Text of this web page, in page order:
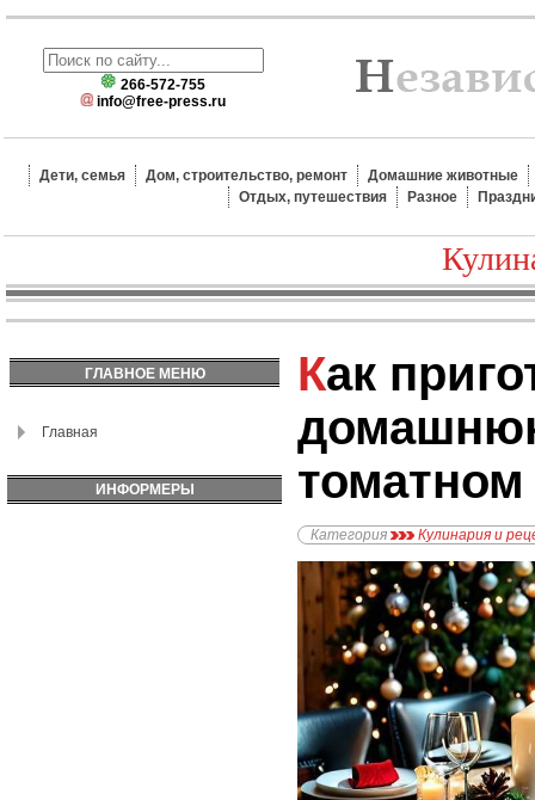
266-572-755
info@free-press.ru
Дети, семья Дом, строительство, ремонт
Домашние животные
Отдых, путешествия
Разное
ГЛАВНОЕ МЕНЮ
Главная
ИНФОРМЕРЫ
Как приготовить
томатном
Категория Кулинария и